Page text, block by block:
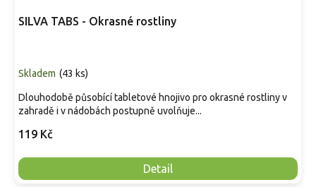
SILVA TABS - Okrasné rostliny
Skladem (43 ks)
119 Kč
Detail
Dlouhodobě působící tabletové hnojivo pro okrasné rostliny v
zahradě i v nádobách postupně uvolňuje...